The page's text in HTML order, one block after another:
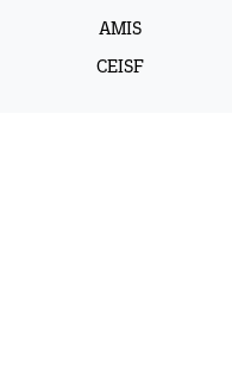
AMIS
CEISF